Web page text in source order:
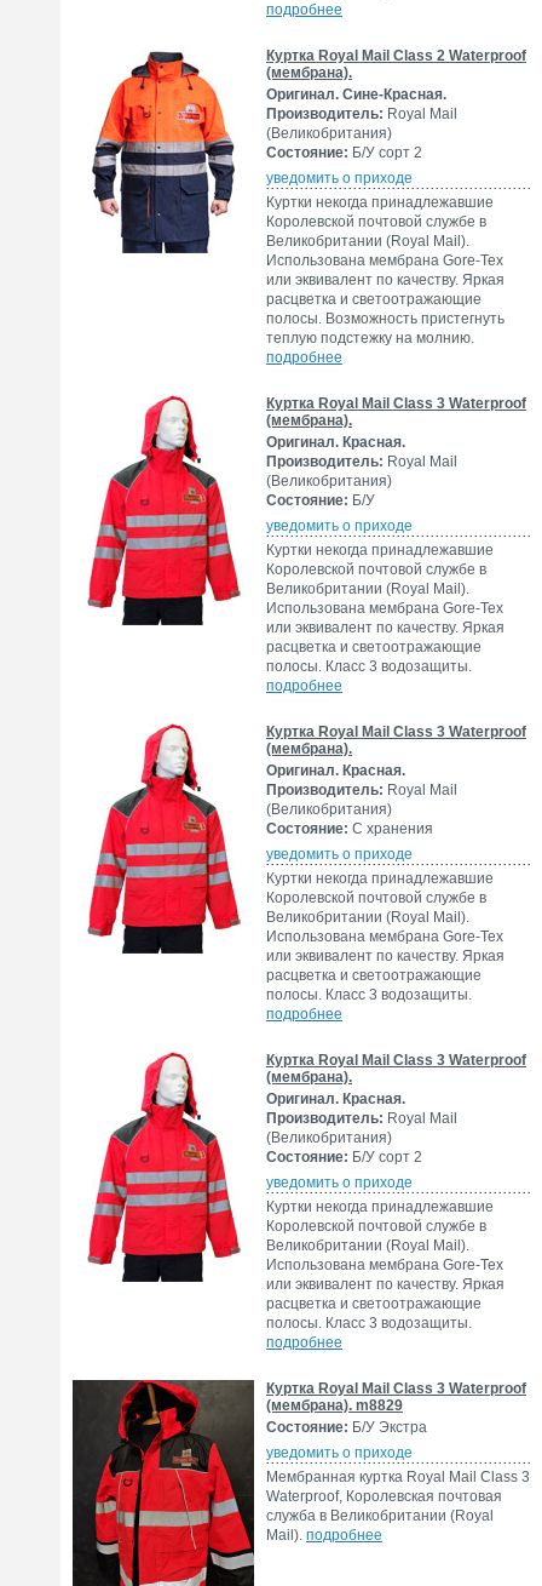
подробнее
Куртка Royal Mail Class 2 Waterproof
(мембрана).
Оригинал. Сине-Красная.
Производитель: Royal Mail
(Великобритания)
Состояние: Б/У сорт 2
уведомить о приходе
Куртки некогда принадлежавшие
Королевской почтовой службе в
Великобритании (Royal Mail).
Использована мембрана Gore-Tex
или эквивалент по качеству. Яркая
расцветка и светоотражающие
полосы. Возможность пристегнуть
теплую подстежку на молнию.
подробнее
Куртка Royal Mail Class 3 Waterproof
(мембрана).
Оригинал. Красная.
Производитель: Royal Mail
(Великобритания)
Состояние: Б/У
уведомить о приходе
Куртки некогда принадлежавшие
Королевской почтовой службе в
Великобритании (Royal Mail).
Использована мембрана Gore-Tex
или эквивалент по качеству. Яркая
расцветка и светоотражающие
полосы. Класс 3 водозащиты.
подробнее
Куртка Royal Mail Class 3 Waterproof
(мембрана).
Оригинал. Красная.
Производитель: Royal Mail
(Великобритания)
Состояние: С хранения
уведомить о приходе
Куртки некогда принадлежавшие
Королевской почтовой службе в
Великобритании (Royal Mail).
Использована мембрана Gore-Tex
или эквивалент по качеству. Яркая
расцветка и светоотражающие
полосы. Класс 3 водозащиты.
подробнее
Куртка Royal Mail Class 3 Waterproof
(мембрана).
Оригинал. Красная.
Производитель: Royal Mail
(Великобритания)
Состояние: Б/У сорт 2
уведомить о приходе
Куртки некогда принадлежавшие
Королевской почтовой службе в
Великобритании (Royal Mail).
Использована мембрана Gore-Tex
или эквивалент по качеству. Яркая
расцветка и светоотражающие
полосы. Класс 3 водозащиты.
подробнее
Куртка Royal Mail Class 3 Waterproof
(мембрана). m8829
Состояние: Б/У Экстра
уведомить о приходе
Мембранная куртка Royal Mail Class 3
Waterproof, Королевская почтовая
служба в Великобритании (Royal
Mail). подробнее